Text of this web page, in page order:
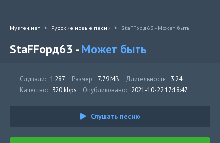
Музген.нет Русские новые песни StaFFорд63 - Может быть
StaFFорд63 -Может быть
Слушали: 1 287 Размер: 7.79 MB Длительность: 3:24
Качество: 320 kbps Опубликовано: 2021-10-22 17:18:47
Слушать песню